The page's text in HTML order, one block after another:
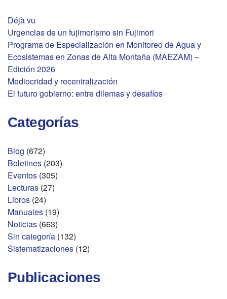
Déjà vu
Urgencias de un fujimorismo sin Fujimori
Programa de Especialización en Monitoreo de Agua y
Ecosistemas en Zonas de Alta Montaña (MAEZAM) –
Edición 2026
Mediocridad y recentralización
El futuro gobierno: entre dilemas y desafíos
Categorías
Blog (672)
Boletines (203)
Eventos (305)
Lecturas (27)
Libros (24)
Manuales (19)
Noticias (663)
Sin categoría (132)
Sistematizaciones (12)
Publicaciones